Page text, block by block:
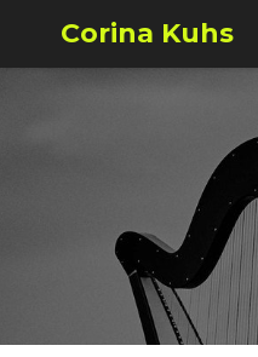
Corina Kuhs